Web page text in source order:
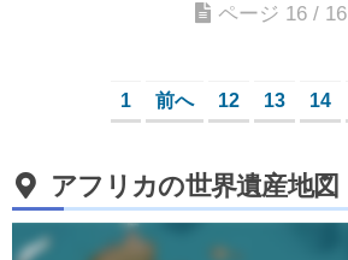
ページ 16 / 16
1 前へ 12 13 14
アフリカの世界遺産地図